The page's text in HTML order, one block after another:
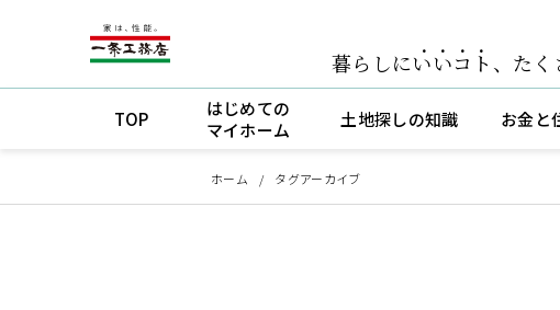
暮らしにいいコト 、 たく
TOP
はじめての
マイホーム
土地探しの知識 お金と
ホーム タグアーカイブ